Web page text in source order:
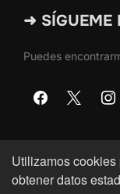
Utilizamos
obtener datos
➜ SÍGUEME
Puedes
Copyright ©